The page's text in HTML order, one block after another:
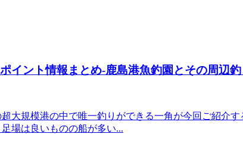
イント情報まとめ-鹿島港魚釣園とその周辺
大規模港の中で唯一釣りができる一角が今回ご紹介
場は良いものの船が多い...